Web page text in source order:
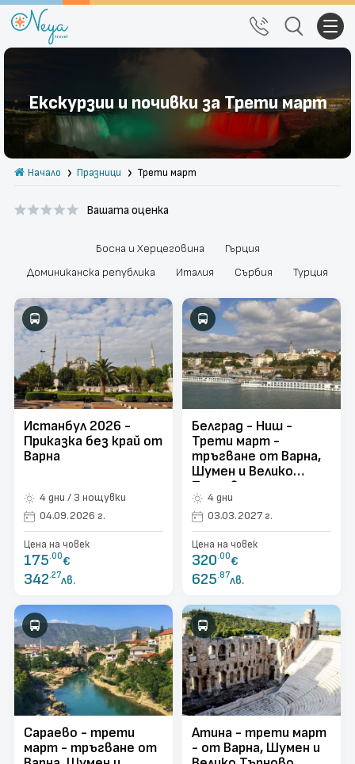
Екскурзии
Тръгване от Варна
Екзотика
Почивки в България
Празници
За нас
Правила за сайта
Политика за
поверителност
Блог
Контакти
Запитване
Екскурзии и почивки за Трети март
Начало Празници Трети март
Вашата оценка
Босна и Херцеговина
Гърция
Доминиканска република
Италия Сърбия Турция
Истанбул 2026 -
Приказка без край от
Варна
4 дни / 3 нощувки
04.09.2026 г.
Цена на човек
175 .00€
342 .27лв.
Белград - Ниш -
Трети март -
тръгване от Варна,
Шумен и Велико
Търново
4 дни
03.03.2027 г.
Цена на човек
320 .00€
625 .87лв.
Сараево - трети
март - тръгване от
Атина - трети март
- от Варна, Шумен и